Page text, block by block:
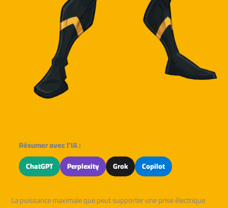
Résumer avec l'IA :
ChatGPT Perplexity Grok Copilot
La puissance maximale que peut supporter une prise électrique